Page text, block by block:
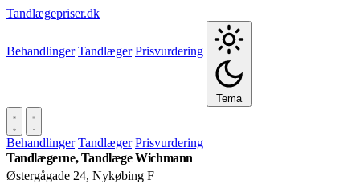
Tandlægepriser.dk
Behandlinger Tandlæger Prisvurdering
Tema
Behandlinger Tandlæger Prisvurdering
Tandlægerne, Tandlæge Wichmann
Østergågade 24, Nykøbing F